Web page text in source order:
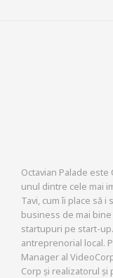
Octavian Palade
unul dintre cele mai
Tavi, cum îi place să
business de mai
startupuri pe start-
antreprenorial local.
Manager al
Corp și realizatorul